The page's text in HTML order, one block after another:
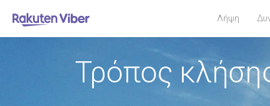
Λήψη
Τρόπος